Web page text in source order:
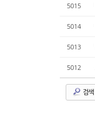
5015
5014
5013
5012
검색